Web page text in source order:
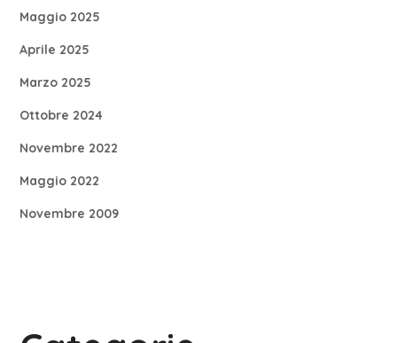
Maggio 2025
Aprile 2025
Marzo 2025
Ottobre 2024
Novembre 2022
Maggio 2022
Novembre 2009